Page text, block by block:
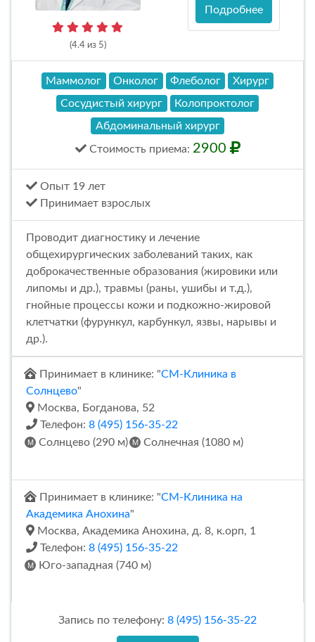
(4.4 из 5)
Подробнее
Маммолог Онколог Флеболог
Хирург
Сосудистый хирург
Колопроктолог
Абдоминальный хирург
Стоимость приема: 2900
Опыт 19 лет
Принимает взрослых
Проводит диагностику и лечение
общехирургических заболеваний таких, как
доброкачественные образования (жировики или
липомы и др.), травмы (раны, ушибы и т.д.),
гнойные процессы кожи и подкожно-жировой
клетчатки (фурункул, карбункул, язвы, нарывы и
др.).
Принимает в клинике: "СМ-Клиника в
Солнцево"
Москва, Богданова, 52
Телефон: 8 (495) 156-35-22
Солнцево (290 м)
Солнечная (1080 м)
Принимает в клинике: "СМ-Клиника на
Академика Анохина"
Москва, Академика Анохина, д. 8, к.орп, 1
Телефон: 8 (495) 156-35-22
Юго-западная (740 м)
Запись по телефону: 8 (495) 156-35-22